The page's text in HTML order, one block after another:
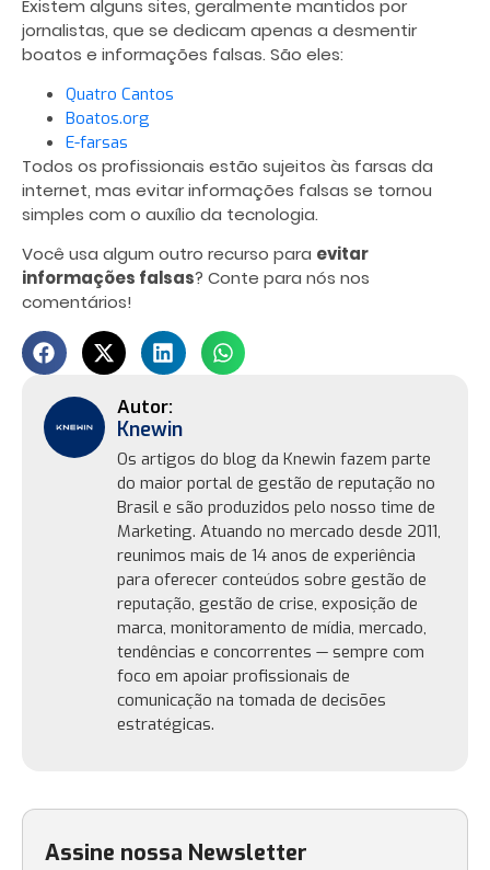
Assine nossa Newsletter
Existem alguns sites, geralmente mantidos por
jornalistas, que se dedicam apenas a desmentir
boatos e informações falsas. São eles:
Quatro Cantos
Boatos.org
E-farsas
Todos os profissionais estão sujeitos às farsas da
internet, mas evitar informações falsas se tornou
simples com o auxílio da tecnologia.
Você usa algum outro recurso para evitar
informações falsas? Conte para nós nos
comentários!
Knewin
Os artigos do blog da Knewin fazem parte
do maior portal de gestão de reputação no
Brasil e são produzidos pelo nosso time de
Marketing. Atuando no mercado desde 2011,
reunimos mais de 14 anos de experiência
para oferecer conteúdos sobre gestão de
reputação, gestão de crise, exposição de
marca, monitoramento de mídia, mercado,
tendências e concorrentes — sempre com
foco em apoiar profissionais de
comunicação na tomada de decisões
estratégicas.